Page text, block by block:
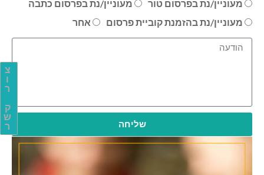
צ
ו
ר
ק
ש
ר
מעוניין/נת בפרסום טור
מעוניין/נת בפרסום כתבה
מעוניין/נת בהזמנת קוביית פרסום
אחר
שליחה